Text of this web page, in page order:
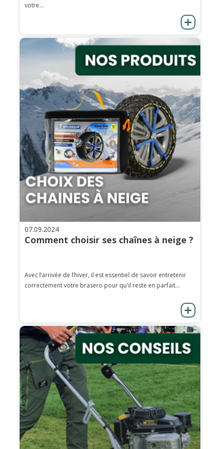
votre...
07.09.2024
Comment choisir ses chaînes à neige ?
Avec l’arrivée de l’hiver, il est essentiel de savoir entretenir
correctement votre brasero pour qu'il reste en parfait...